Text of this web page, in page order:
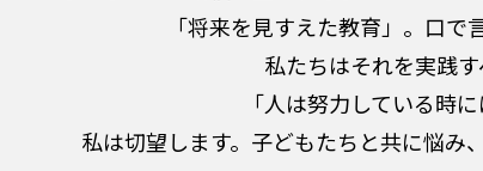
「将来を見すえた教育」。口で
私たちはそれを実践す
「人は努力している時
私は切望します。子どもたちと共に悩み